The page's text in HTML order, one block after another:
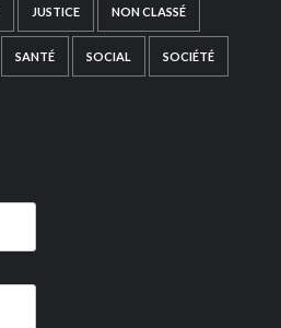
JUSTICE NON CLASSÉ
SANTÉ SOCIAL SOCIÉTÉ